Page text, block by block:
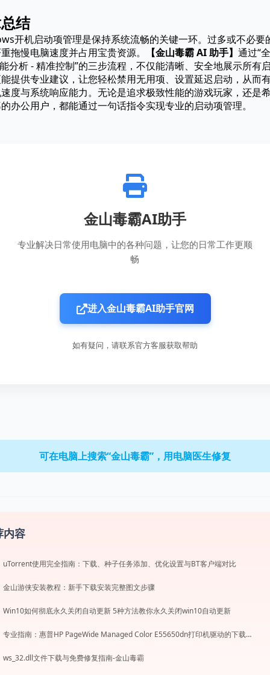
结
开机启动项管理是保持系统流畅的关键一环。过多或不必要
拖慢电脑速度并占用宝贵资源。
【金山毒霸 AI 助手】 通过“
分析 - 精准控制”的三步流程，不仅能清晰、安全地展示所有
提供专业建议，让您轻松禁用无用项、设置延迟启动，从而
度与系统响应能力。无论是追求极致性能的游戏玩家，还是
办公用户，都能通过一句话指令实现专业的启动项管理。
金山毒霸AI助手
专业解决日常使用电脑中的各种问题，让您的日常工作更顺
畅
进入金山毒霸AI助手官网
如有疑问，请联系官方客服获取帮助
可在电脑上搜索“金山毒霸”，用电脑医生修复
内容
uTorrent使用完全指南：下载、种子任务添加、优化设置与BT客户端对比
金山游侠安装教程：新手下载安装完整图文步骤
Win10如何彻底永久关闭自动更新 5种方法教你永久关闭win10自动更新
专业指南：惠普HP PageWide Managed Color E55650dn打印机驱动的下载与安装步骤详解
ws_32.dll文件下载与免费修复指南-金山毒霸